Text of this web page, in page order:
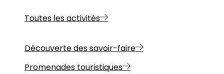
Toutes les activités
Découverte des savoir-faire
Promenades touristiques